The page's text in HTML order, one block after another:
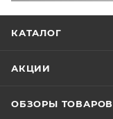
КАТАЛОГ
АКЦИИ
ОБЗОРЫ ТОВАРОВ